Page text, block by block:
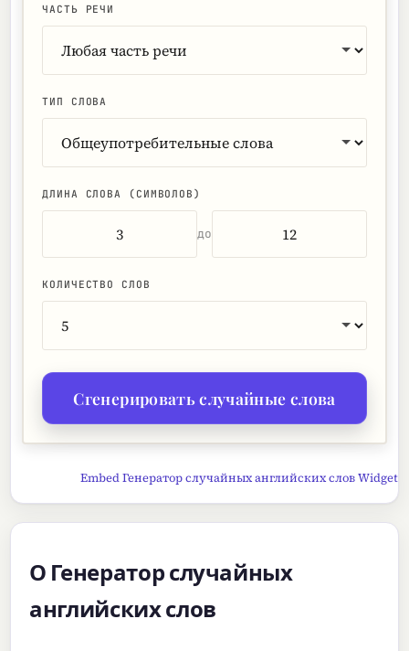
ЧАСТЬ РЕЧИ
ТИП СЛОВА
ДЛИНА СЛОВА (СИМВОЛОВ)
до
КОЛИЧЕСТВО СЛОВ
Сгенерировать случайные слова
Embed Генератор случайных английских слов Widget
О Генератор случайных
английских слов